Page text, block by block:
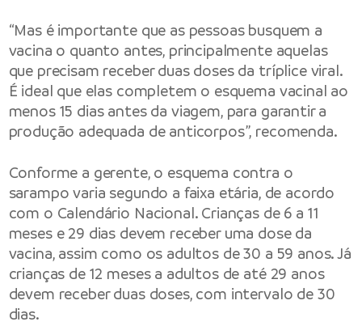
“Mas é importante que as pessoas busquem a
vacina o quanto antes, principalmente aquelas
que precisam receber duas doses da tríplice viral.
É ideal que elas completem o esquema vacinal ao
menos 15 dias antes da viagem, para garantir a
produção adequada de anticorpos”, recomenda.
Conforme a gerente, o esquema contra o
sarampo varia segundo a faixa etária, de acordo
com o Calendário Nacional. Crianças de 6 a 11
meses e 29 dias devem receber uma dose da
vacina, assim como os adultos de 30 a 59 anos. Já
crianças de 12 meses a adultos de até 29 anos
devem receber duas doses, com intervalo de 30
dias.